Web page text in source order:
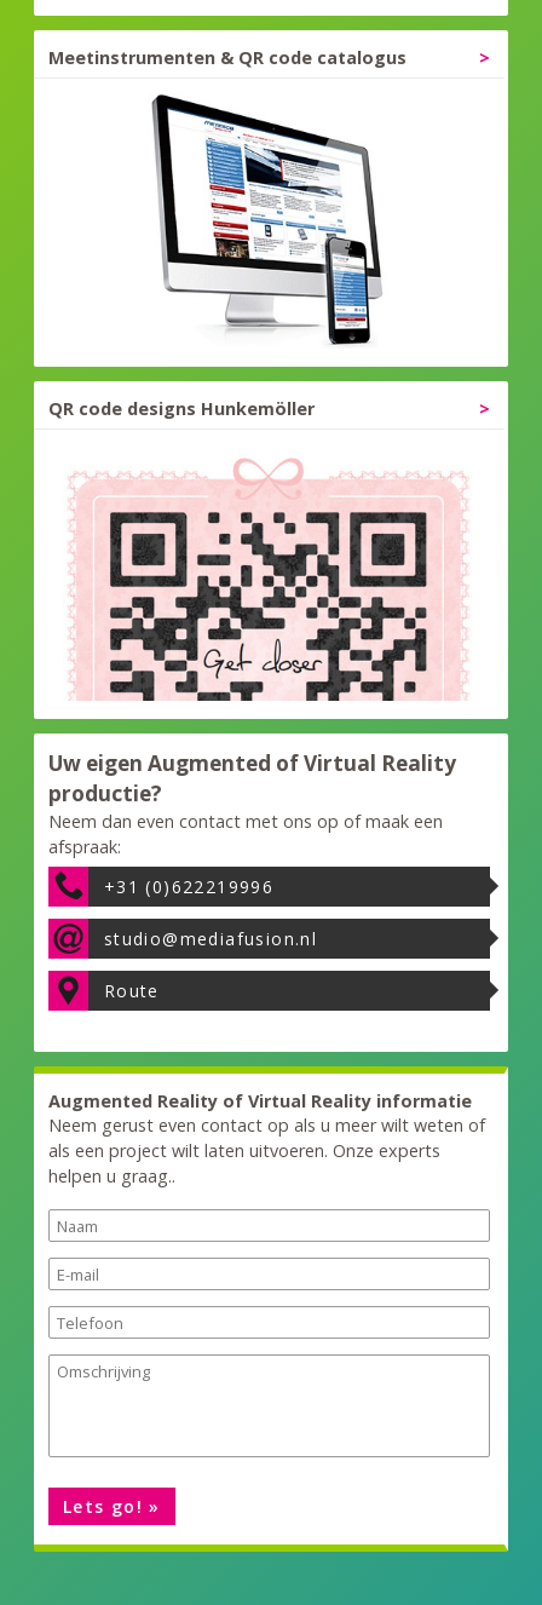
Meetinstrumenten & QR code catalogus
QR code designs Hunkemöller
Uw eigen Augmented of Virtual Reality
productie?
Neem dan even contact met ons op of maak een
afspraak:
+31 (0)622219996
studio@mediafusion.nl
Route
Augmented Reality of Virtual Reality informatie
Neem gerust even contact op als u meer wilt weten of
als een project wilt laten uitvoeren. Onze experts
helpen u graag..